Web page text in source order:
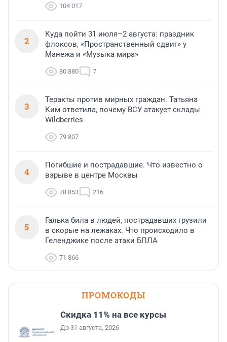
104 017
2
Куда пойти 31 июля–2 августа: праздник
флоксов, «Пространственный сдвиг» у
Манежа и «Музыка мира»
80 880 7
3
Теракты против мирных граждан. Татьяна
Ким ответила, почему ВСУ атакует склады
Wildberries
79 807
4
Погибшие и пострадавшие. Что известно о
взрыве в центре Москвы
78 853 216
5
Галька била в людей, пострадавших грузили
в скорые на лежаках. Что происходило в
Геленджике после атаки БПЛА
71 866
ПРОМОКОДЫ
Скидка 11% на все курсы
До 31 августа, 2026